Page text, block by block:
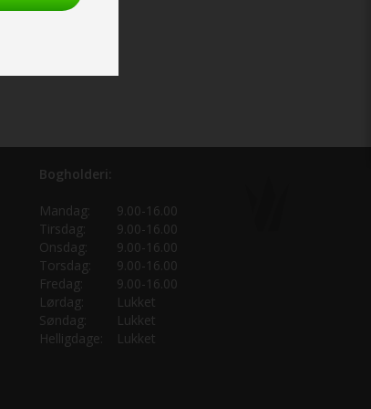
Bogholderi:
Mandag:
9.00-16.00
Tirsdag:
9.00-16.00
Onsdag:
9.00-16.00
Torsdag:
9.00-16.00
Fredag:
9.00-16.00
Lørdag:
Lukket
Søndag:
Lukket
Helligdage:
Lukket